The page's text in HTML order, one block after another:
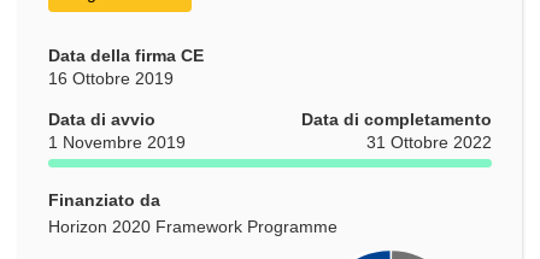
Data della firma CE
16 Ottobre 2019
Data di avvio
1 Novembre 2019
Data di completamento
31 Ottobre 2022
Finanziato da
Horizon 2020 Framework Programme